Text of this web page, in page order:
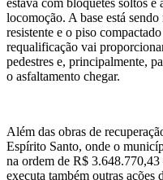
estava com bloquetes soltos e
locomoção. A base está
resistente e o piso
requalificação vai
pedestres e, principalmente,
o asfaltamento chegar.
Além das obras de
Espírito Santo, onde o
na ordem de R$
executa também outras ações